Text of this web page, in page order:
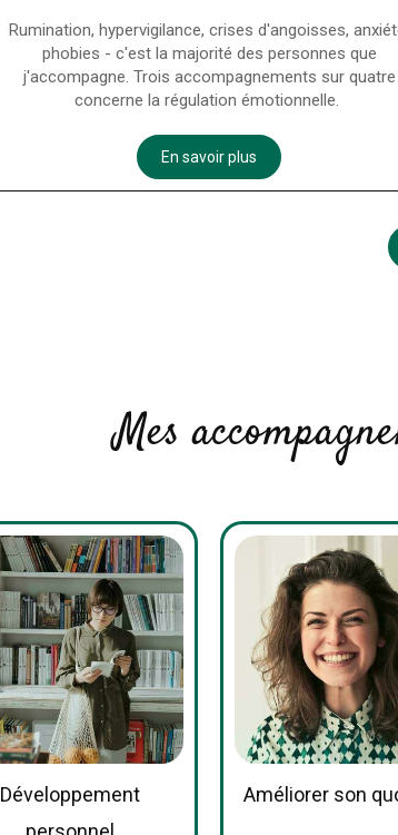
Rumination, hypervigilance, crises d'angoisses,
phobies - c'est la majorité des personnes que
j'accompagne. Trois accompagnements sur quatre
concerne la régulation émotionnelle.
En savoir plus
Mes
Développement
Améliorer son